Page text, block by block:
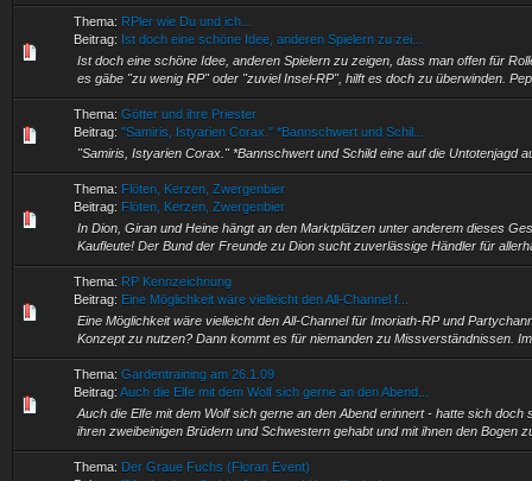
Thema: RPler wie Du und ich...
Beitrag: Ist doch eine schöne Idee, anderen Spielern zu zei...
Ist doch eine schöne Idee, anderen Spielern zu zeigen, dass man offen für
es gäbe "zu wenig RP" oder "zuviel Insel-RP", hilft es doch zu überwinden.
Thema: Götter und ihre Priester
Beitrag: "Samiris, Istyarien Corax." *Bannschwert und Schil...
"Samiris, Istyarien Corax." *Bannschwert und Schild eine auf die Untotenjagd
Thema: Flöten, Kerzen, Zwergenbier
Beitrag: Flöten, Kerzen, Zwergenbier
In Dion, Giran und Heine hängt an den Marktplätzen unter anderem dieses
Kaufleute! Der Bund der Freunde zu Dion sucht zuverlässige Händler für
Thema: RP Kennzeichnung
Beitrag: Eine Möglichkeit wäre vielleicht den All-Channel f...
Eine Möglichkeit wäre vielleicht den All-Channel für Imoriath-RP und
Konzept zu nutzen? Dann kommt es für niemanden zu Missverständnissen.
Thema: Gardentraining am 26.1.09
Beitrag: Auch die Elfe mit dem Wolf sich gerne an den Abend...
Auch die Elfe mit dem Wolf sich gerne an den Abend erinnert - hatte sich doch
ihren zweibeinigen Brüdern und Schwestern gehabt und mit ihnen den Bogen
Thema: Der Graue Fuchs (Floran Event)